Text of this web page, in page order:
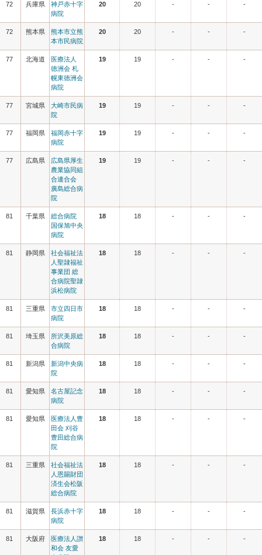
72 兵庫県
神戸赤十字
病院
20 20 - - -
72 熊本県
熊本市立熊
本市民病院
20 20 - - -
77 北海道
医療法人
徳洲会 札
幌東徳洲会
病院
19 19 - - -
77 宮城県
大崎市民病
院
19 19 - - -
77 福岡県
福岡赤十字
病院
19 19 - - -
77 広島県
広島県厚生
農業協同組
合連合会
廣島総合病
院
19 19 - - -
81 千葉県
総合病院
国保旭中央
病院
18 18 - - -
81 静岡県
社会福祉法
人聖隷福祉
事業団 総
合病院聖隷
浜松病院
18 18 - - -
81 三重県
市立四日市
病院
18 18 - - -
81 埼玉県
所沢美原総
合病院
18 18 - - -
81 新潟県
新潟中央病
院
18 18 - - -
81 愛知県
名古屋記念
病院
18 18 - - -
81 愛知県
医療法人豊
田会 刈谷
豊田総合病
院
18 18 - - -
81 三重県
社会福祉法
人恩賜財団
済生会松阪
総合病院
18 18 - - -
81 滋賀県
長浜赤十字
病院
18 18 - - -
81 大阪府
医療法人讃
和会 友愛
18 18 - - -